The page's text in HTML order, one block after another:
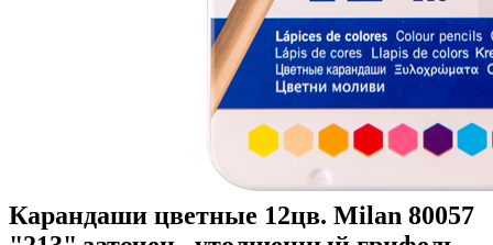
Карандаши цветные 12цв. Milan 80057